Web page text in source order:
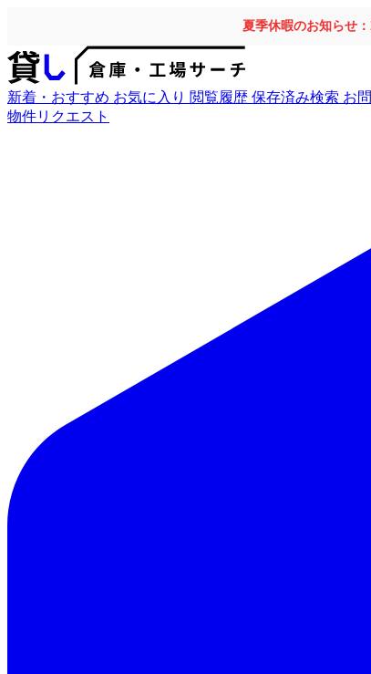
夏季休暇のお知らせ
新着・おすすめ お気に入り 閲覧履歴 保存済み検索 お
物件リクエスト